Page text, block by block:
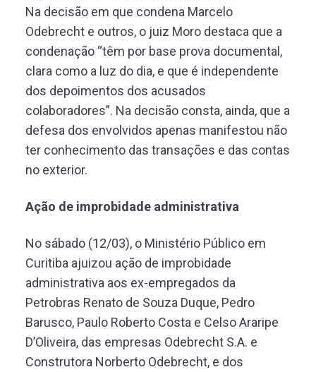
Na decisão em que condena Marcelo
Odebrecht e outros, o juiz Moro destaca que a
condenação “têm por base prova documental,
clara como a luz do dia, e que é independente
dos depoimentos dos acusados
colaboradores”. Na decisão consta, ainda, que a
defesa dos envolvidos apenas manifestou não
ter conhecimento das transações e das contas
no exterior.
Ação de improbidade administrativa
No sábado (12/03), o Ministério Público em
Curitiba ajuizou ação de improbidade
administrativa aos ex-empregados da
Petrobras Renato de Souza Duque, Pedro
Barusco, Paulo Roberto Costa e Celso Araripe
D’Oliveira, das empresas Odebrecht S.A. e
Construtora Norberto Odebrecht, e dos